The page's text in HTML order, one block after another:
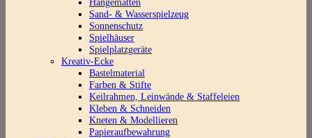
Sand- & Wasserspielzeug
Sonnenschutz
Spielhäuser
Spielplatzgeräte
Kreativ-Ecke
Bastelmaterial
Farben & Stifte
Keilrahmen, Leinwände & Staffeleien
Kleben & Schneiden
Kneten & Modellieren
Papieraufbewahrung